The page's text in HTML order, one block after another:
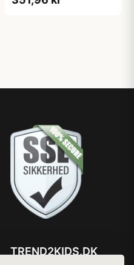
TREND2KIDS.DK